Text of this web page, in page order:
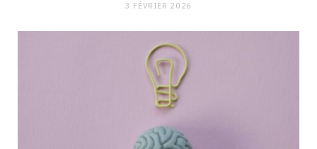
3 FÉVRIER 2026